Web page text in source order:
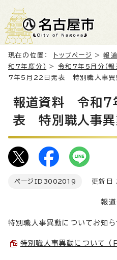
現在の位置： トップページ >報
和7年度分）
> 令和7年5月分（報
7年5月22日発表 特別職人事異
報道資料 令和7
表 特別職人事異
ページID 3002019 更新日
報
特別職人事異動についてお知ら
特別職人事異動について